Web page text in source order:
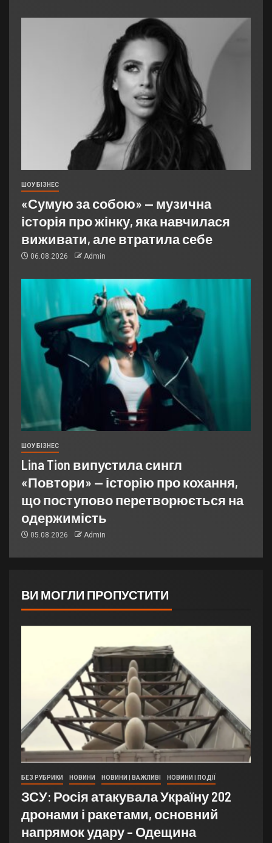
ШОУ БІЗНЕС
«Сумую за собою» — музична
історія про жінку, яка навчилася
виживати, але втратила себе
06.08.2026 Admin
ШОУ БІЗНЕС
Lina Tion випустила сингл
«Повтори» — історію про кохання,
що поступово перетворюється на
одержимість
05.08.2026 Admin
ВИ МОГЛИ ПРОПУСТИТИ
БЕЗ РУБРИКИ НОВИНИ НОВИНИ | ВАЖЛИВІ НОВИНИ | ПОДІЇ
ЗСУ: Росія атакувала Україну 202
дронами і ракетами, основний
напрямок удару – Одещина